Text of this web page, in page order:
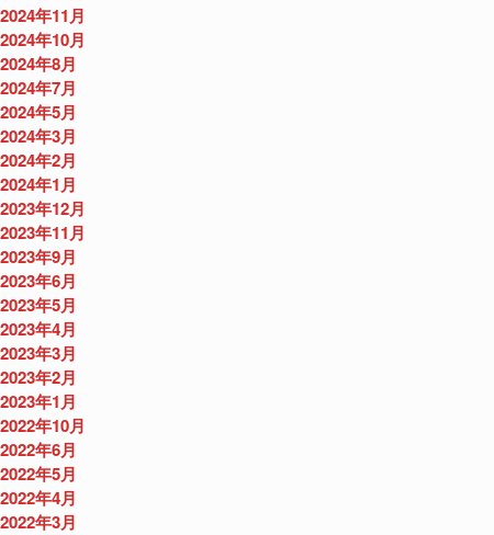
2024年11月
2024年10月
2024年8月
2024年7月
2024年5月
2024年3月
2024年2月
2024年1月
2023年12月
2023年11月
2023年9月
2023年6月
2023年5月
2023年4月
2023年3月
2023年2月
2023年1月
2022年10月
2022年6月
2022年5月
2022年4月
2022年3月